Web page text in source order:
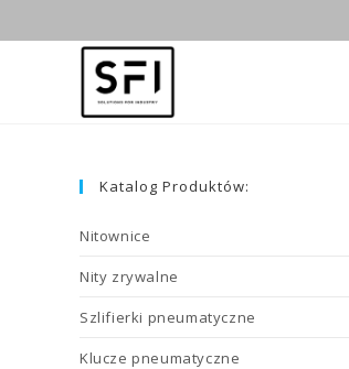
to
Katalog Produktów:
Nitownice
Nity zrywalne
Szlifierki pneumatyczne
Klucze pneumatyczne